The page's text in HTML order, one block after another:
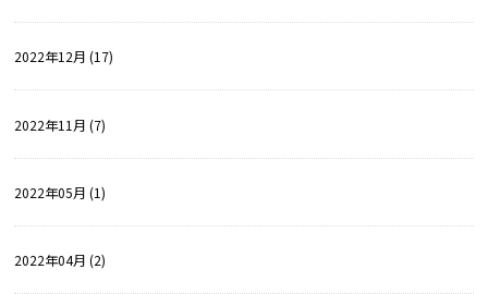
2022年12月 (17)
2022年11月 (7)
2022年05月 (1)
2022年04月 (2)